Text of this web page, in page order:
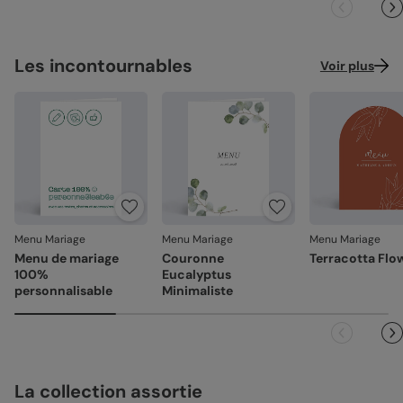
Les incontournables Voir plus
Menu Mariage
Menu de mariage
100%
personnalisable
Menu Mariage
Couronne
Eucalyptus
Minimaliste
Menu Mariage
Terracotta
La collection assortie